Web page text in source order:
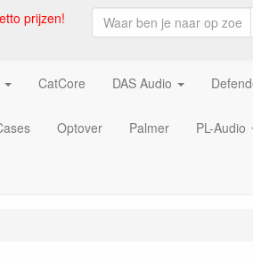
prijzen!
CatCore DAS Audio
Optover Palmer PL-Audio